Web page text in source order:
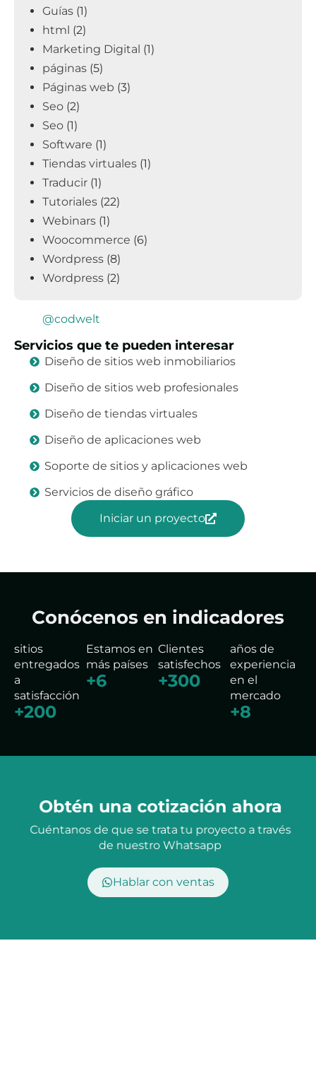
Guías (1)
html (2)
Marketing Digital (1)
páginas (5)
Páginas web (3)
Seo (2)
Seo (1)
Software (1)
Tiendas virtuales (1)
Traducir (1)
Tutoriales (22)
Webinars (1)
Woocommerce (6)
Wordpress (8)
Wordpress (2)
@codwelt
Servicios que te pueden interesar
Diseño de sitios web inmobiliarios
Diseño de sitios web profesionales
Diseño de tiendas virtuales
Diseño de aplicaciones web
Soporte de sitios y aplicaciones web
Servicios de diseño gráfico
Iniciar un proyecto
Conócenos en indicadores
sitios
entregados
a
satisfacción
+200
Estamos en
más países
+6
Clientes
satisfechos
+300
años de
experiencia
en el
mercado
+8
Obtén una cotización ahora
Cuéntanos de que se trata tu proyecto a través
de nuestro Whatsapp
Hablar con ventas